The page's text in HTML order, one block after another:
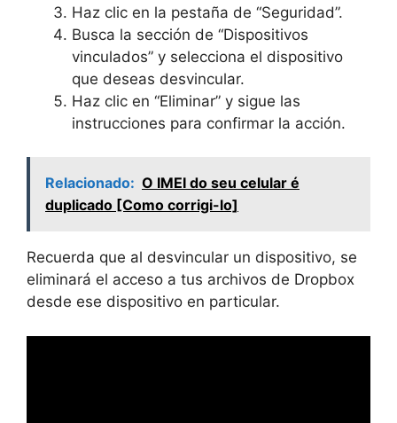
Haz clic en la pestaña de “Seguridad”.
Busca la sección de “Dispositivos
vinculados” y selecciona el dispositivo
que deseas desvincular.
Haz clic en “Eliminar” y sigue las
instrucciones para confirmar la acción.
Relacionado: O IMEI do seu celular é
duplicado [Como corrigi-lo]
Recuerda que al desvincular un dispositivo, se
eliminará el acceso a tus archivos de Dropbox
desde ese dispositivo en particular.